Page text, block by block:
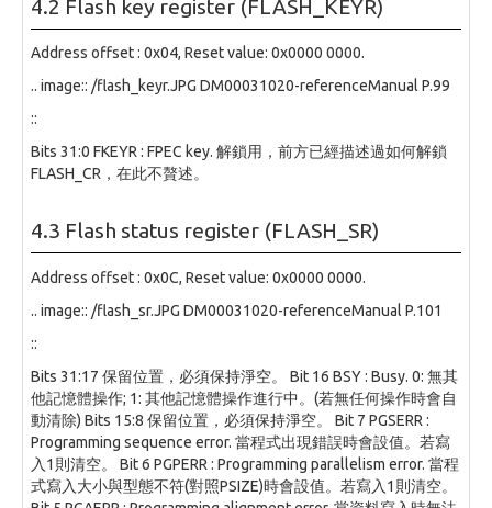
4.2 Flash key register (FLASH_KEYR)
Address offset : 0x04, Reset value: 0x0000 0000.
.. image:: /flash_keyr.JPG DM00031020-referenceManual P.99
::
Bits 31:0 FKEYR : FPEC key. 解鎖用，前方已經描述過如何解鎖
FLASH_CR，在此不贅述。
4.3 Flash status register (FLASH_SR)
Address offset : 0x0C, Reset value: 0x0000 0000.
.. image:: /flash_sr.JPG DM00031020-referenceManual P.101
::
Bits 31:17 保留位置，必須保持淨空。 Bit 16 BSY : Busy. 0: 無其
他記憶體操作; 1: 其他記憶體操作進行中。(若無任何操作時會自
動清除) Bits 15:8 保留位置，必須保持淨空。 Bit 7 PGSERR :
Programming sequence error. 當程式出現錯誤時會設值。若寫
入1則清空。 Bit 6 PGPERR : Programming parallelism error. 當程
式寫入大小與型態不符(對照PSIZE)時會設值。若寫入1則清空。